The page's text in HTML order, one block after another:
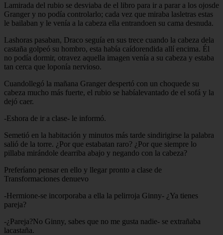
Lamirada del rubio se desviaba de el libro para ir a parar a los ojosde
Granger y no podía controlarlo; cada vez que miraba lasletras estas
le bailaban y le venía a la cabeza ella entrandoen su cama desnuda.
Lashoras pasaban, Draco seguía en sus trece cuando la cabeza dela
castaña golpeó su hombro, esta había caídorendida allí encima. Él
no podía dormir, otravez aquella imagen venía a su cabeza y estaba
tan cerca que loponía nervioso.
Cuandollegó la mañana Granger despertó con un choquede su
cabeza mucho más fuerte, el rubio se habíalevantado de el sofá y la
dejó caer.
-Eshora de ir a clase- le informó.
Semetió en la habitación y minutos más tarde sindirigirse la palabra
salió de la torre. ¿Por que estabatan raro? ¿Por que siempre lo
pillaba mirándole dearriba abajo y negando con la cabeza?
Preferíano pensar en ello y llegar pronto a clase de
Transformaciones denuevo
-Hermione-se incorporaba a ella la pelirroja Ginny- ¿Ya tienes
pareja?
-¿Pareja?No Ginny, sabes que no me gusta nadie- se extrañaba
lacastaña.